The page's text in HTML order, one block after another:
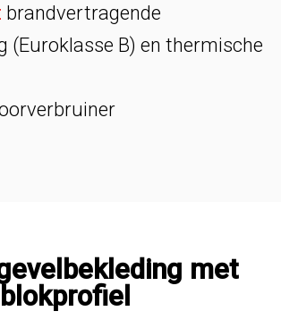
brandvertragende
(Euroklasse B) en thermische
met